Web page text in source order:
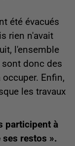
été évacués
rien n'avait
l'ensemble
donc des
Enfin,
les travaux
participent à
ses restos ».